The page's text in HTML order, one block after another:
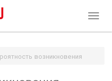
возникновения